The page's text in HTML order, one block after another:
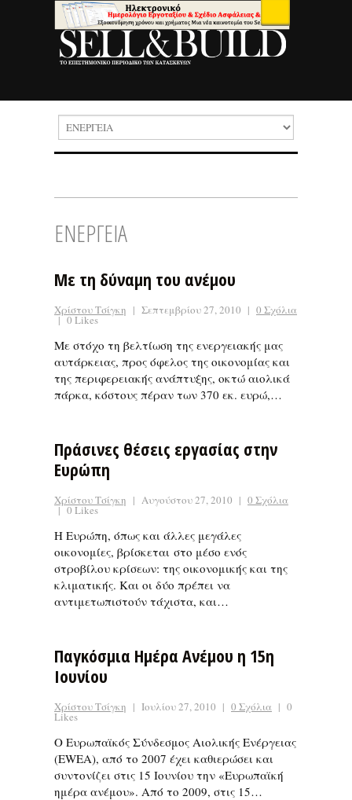
ΕΝΕΡΓΕΙΑ
Με τη δύναμη του ανέμου
Χρίστου Τσίγκη | Σεπτεμβρίου 27, 2010 | 0 Σχόλια
| 0 Likes
Με στόχο τη βελτίωση της ενεργειακής μας
αυτάρκειας, προς όφελος της οικονομίας και
της περιφερειακής ανάπτυξης, οκτώ αιολικά
πάρκα, κόστους πέραν των 370 εκ. ευρώ,…
Πράσινες θέσεις εργασίας στην
Ευρώπη
Χρίστου Τσίγκη | Αυγούστου 27, 2010 | 0 Σχόλια
| 0 Likes
Η Ευρώπη, όπως και άλλες μεγάλες
οικονομίες, βρίσκεται στο μέσο ενός
στροβίλου κρίσεων: της οικονομικής και της
κλιματικής. Και οι δύο πρέπει να
αντιμετωπιστούν τάχιστα, και…
Παγκόσμια Ημέρα Ανέμου η 15η
Ιουνίου
Χρίστου Τσίγκη | Ιουλίου 27, 2010 | 0 Σχόλια | 0
Likes
Ο Ευρωπαϊκός Σύνδεσμος Αιολικής Ενέργειας
(EWEA), από το 2007 έχει καθιερώσει και
συντονίζει στις 15 Ιουνίου την «Ευρωπαϊκή
ημέρα ανέμου». Από το 2009, στις 15…